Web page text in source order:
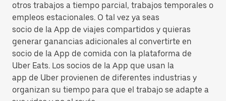
otros trabajos a tiempo parcial, trabajos temporales o
empleos estacionales. O tal vez ya seas
socio de la App de viajes compartidos y quieras
generar ganancias adicionales al convertirte en
socio de la App de comida con la plataforma de
Uber Eats. Los socios de la App que usan la
app de Uber provienen de diferentes industrias y
organizan su tiempo para que el trabajo se adapte a